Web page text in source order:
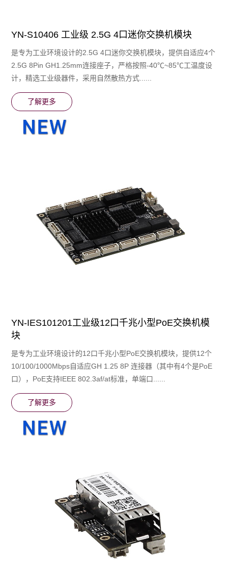
YN-S10406 工业级 2.5G 4口迷你交换机模块
是专为⼯业环境设计的2.5G 4口迷你交换机模块，提供⾃适应4个
2.5G 8Pin GH1.25mm连接座子，严格按照-40℃~85℃⼯温度设
计，精选⼯业级器件，采⽤⾃然散热⽅式......
了解更多
YN-IES101201工业级12口千兆小型PoE交换机模
块
是专为工业环境设计的12口千兆小型PoE交换机模块，提供12个
10/100/1000Mbps自适应GH 1.25 8P 连接器（其中有4个是PoE
口），PoE⽀持IEEE 802.3af/at标准，单端⼝......
了解更多